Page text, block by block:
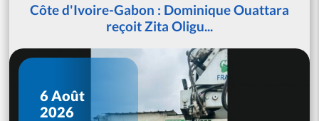
Côte d'Ivoire-Gabon : Dominique Ouattara
reçoit Zita Oligu...
6 Août
2026